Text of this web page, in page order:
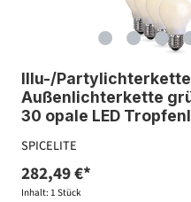
Illu-/Partylichterkette
Außenlichterkette
30 opale LED
SPICELITE
282,49 €*
Inhalt: 1 Stück